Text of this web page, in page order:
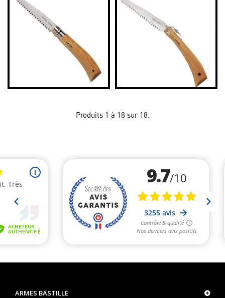
Produits 1 à 18 sur 18.
ARMES BASTILLE